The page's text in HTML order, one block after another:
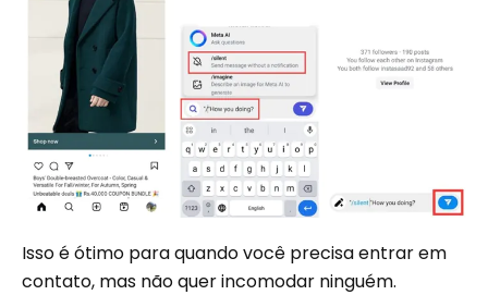
Isso é ótimo para quando você precisa entrar em
contato, mas não quer incomodar ninguém.